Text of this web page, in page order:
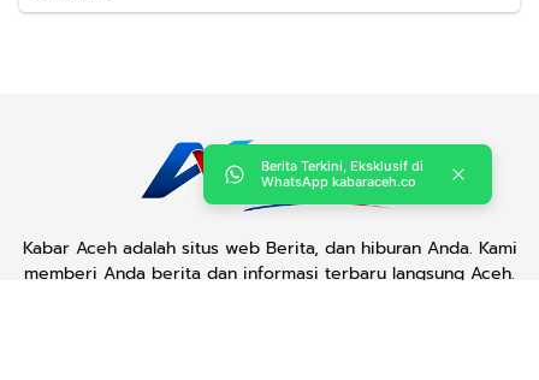
Kabar Aceh adalah situs web Berita, dan hiburan Anda. Kami
memberi Anda berita dan informasi terbaru langsung Aceh.
Berita Terkini, Eksklusif di
WhatsApp kabaraceh.co